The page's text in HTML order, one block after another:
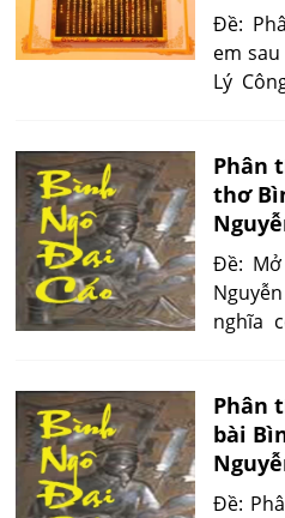
yếu...'
Đề:
em sau
Lý
tiện
Phân
thơ
Đề: Mở
nghĩa
Phân
bài
Đề: